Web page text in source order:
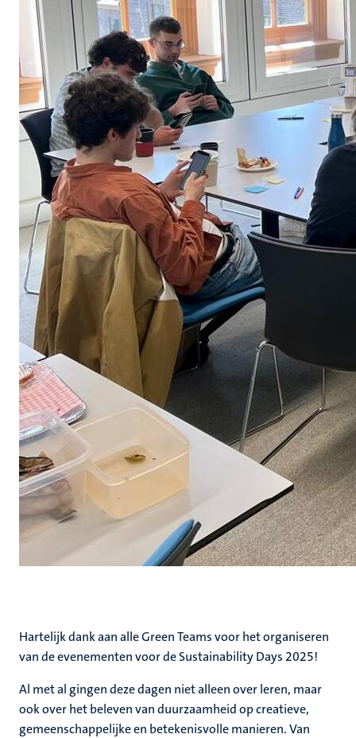
Hartelijk dank aan alle Green Teams voor het organiseren
van de evenementen voor de Sustainability Days 2025!
Al met al gingen deze dagen niet alleen over leren, maar
ook over het beleven van duurzaamheid op creatieve,
gemeenschappelijke en betekenisvolle manieren. Van